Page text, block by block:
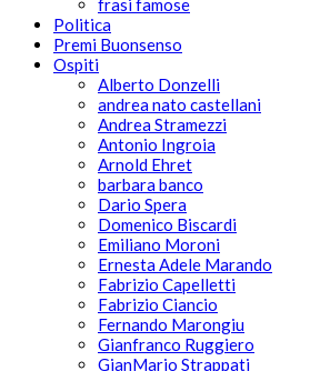
frasi famose
Politica
Premi Buonsenso
Ospiti
Alberto Donzelli
andrea nato castellani
Andrea Stramezzi
Antonio Ingroia
Arnold Ehret
barbara banco
Dario Spera
Domenico Biscardi
Emiliano Moroni
Ernesta Adele Marando
Fabrizio Capelletti
Fabrizio Ciancio
Fernando Marongiu
Gianfranco Ruggiero
GianMario Strappati